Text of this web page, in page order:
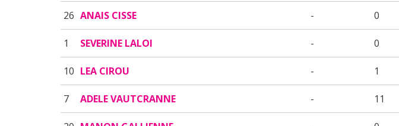
26 ANAIS CISSE - 0
1 SEVERINE LALOI - 0
10 LEA CIROU - 1
7 ADELE VAUTCRANNE - 11